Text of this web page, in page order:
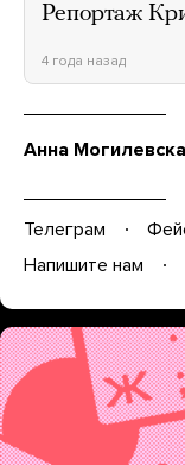
Репортаж
4 года назад
Анна
Телеграм
Напишите нам